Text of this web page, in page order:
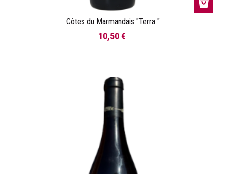
Côtes du Marmandais "Terra "
10,50 €